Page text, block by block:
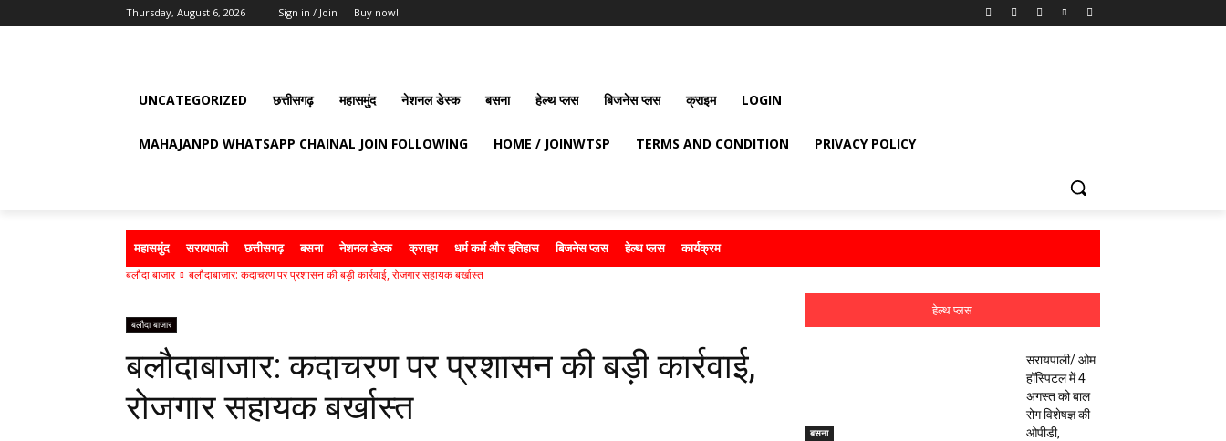
Thursday, August 6, 2026 Sign in / Join Buy now!
UNCATEGORIZED छत्तीसगढ़ महासमुंद नेशनल डेस्क बसना हेल्थ प्लस बिजनेस प्लस क्राइम LOGIN
MAHAJANPD WHATSAPP CHAINAL JOIN FOLLOWING HOME / JOINWTSP TERMS AND CONDITION PRIVACY POLICY
महासमुंद सरायपाली छत्तीसगढ़ बसना नेशनल डेस्क क्राइम धर्म कर्म और इतिहास बिजनेस प्लस हेल्थ प्लस कार्यक्रम
बलौदा बाजार बलौदाबाजार: कदाचरण पर प्रशासन की बड़ी कार्रवाई, रोजगार सहायक बर्खास्त
बलौदा बाजार
बलौदाबाजार: कदाचरण पर प्रशासन की बड़ी कार्रवाई,
रोजगार सहायक बर्खास्त
हेल्थ प्लस
बसना
सरायपाली/ ओम
हॉस्पिटल में 4
अगस्त को बाल
रोग विशेषज्ञ की
ओपीडी,